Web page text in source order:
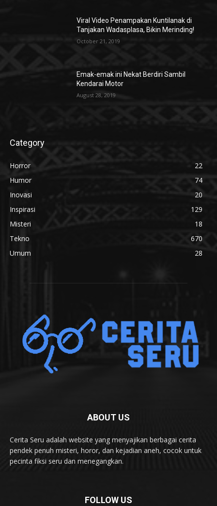
Viral Video Penampakan Kuntilanak di
Tanjakan Wadasplasa, Bikin Merinding!
October 21, 2019
Emak-emak ini Nekat Berdiri Sambil
Kendarai Motor
August 28, 2019
Category
Horror
22
Humor
74
Inovasi
20
Inspirasi
129
Misteri
18
Tekno
670
Umum
28
ABOUT US
Cerita Seru adalah website yang menyajikan berbagai cerita
pendek penuh misteri, horor, dan kejadian aneh, cocok untuk
pecinta fiksi seru dan menegangkan.
FOLLOW US